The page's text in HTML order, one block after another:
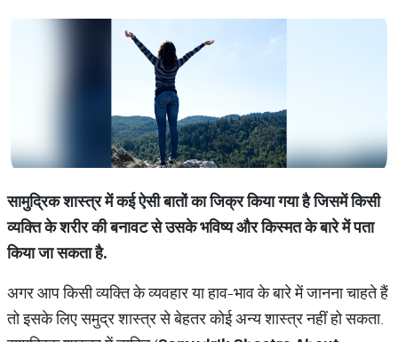
सामुद्रिक शास्त्र में कई ऐसी बातों का जिक्र किया गया है जिसमें किसी
व्यक्ति के शरीर की बनावट से उसके भविष्य और किस्मत के बारे में पता
किया जा सकता है.
अगर आप किसी व्यक्ति के व्यवहार या हाव-भाव के बारे में जानना चाहते हैं
तो इसके लिए समुद्र शास्त्र से बेहतर कोई अन्य शास्त्र नहीं हो सकता.